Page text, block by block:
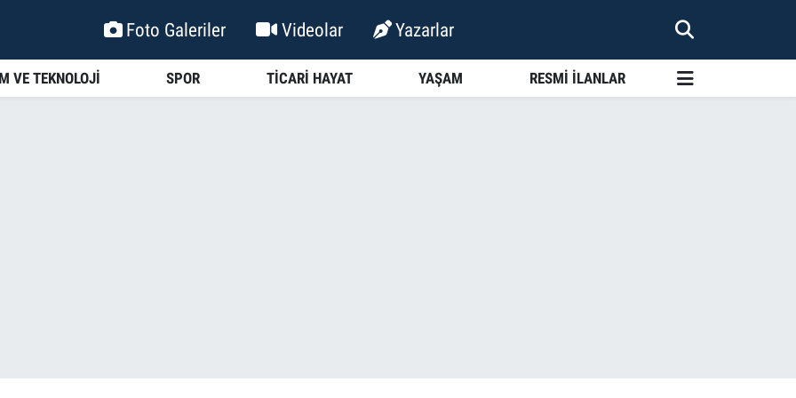
Foto Galeriler Videolar Yazarlar
VE TEKNOLOJİ SPOR TİCARİ HAYAT YAŞAM RESMİ İLANLAR